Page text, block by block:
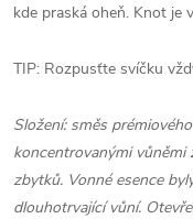
kde praská oheň. Knot je
TIP: Rozpusťte svíčku
Složení: směs
koncentrovanými vůněmi
zbytků. Vonné esence
dlouhotrvající vůní.